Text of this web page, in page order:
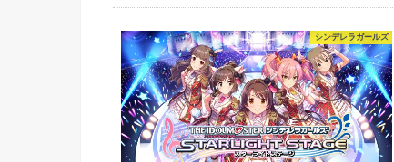
シンデレラガールズ